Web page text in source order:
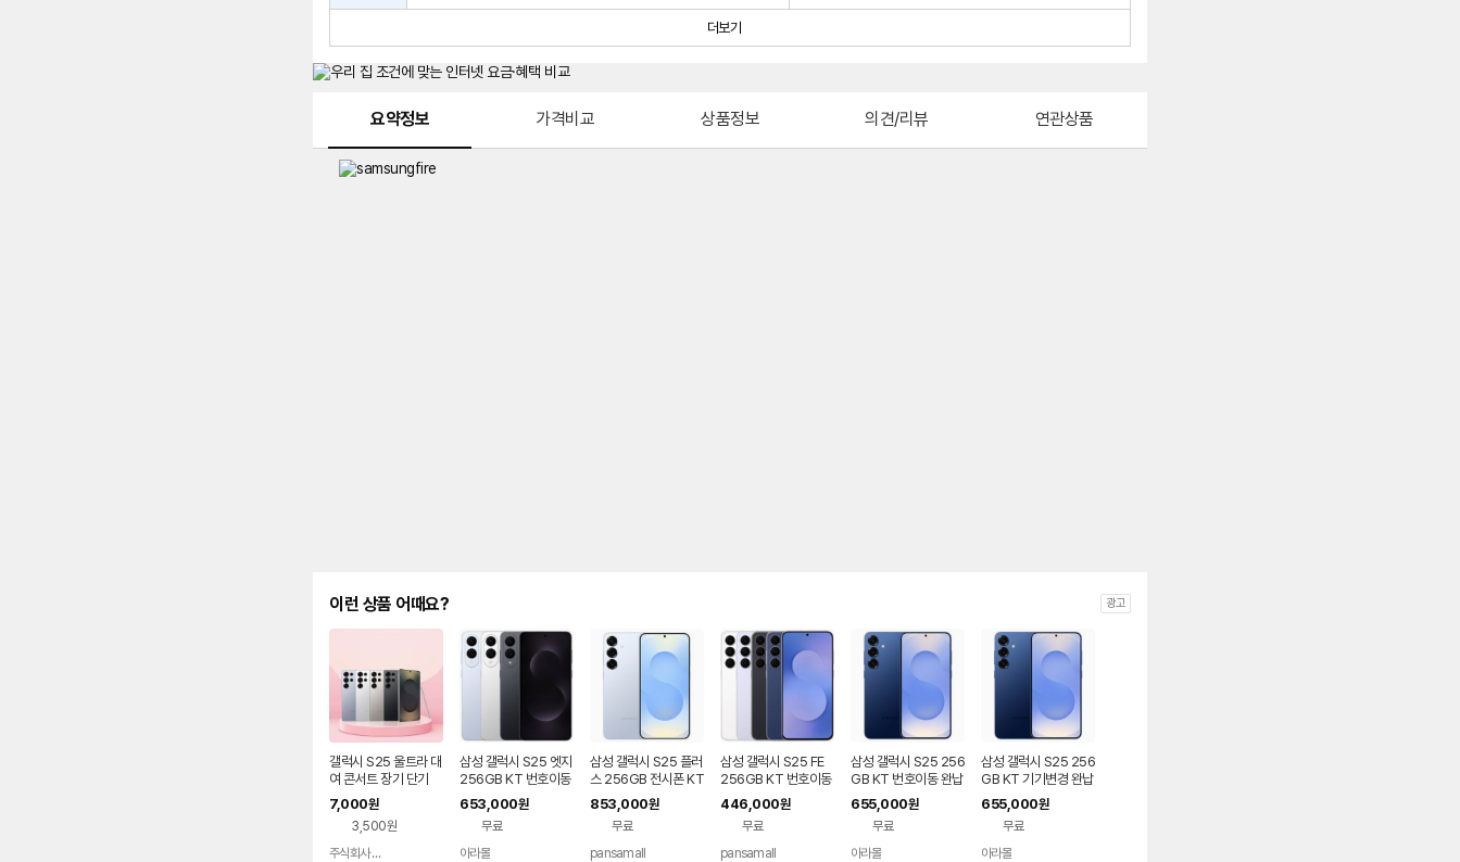
원
약
정
내
를
타
내
표
입
니
다.
인
법
더보기
요약정보 가격비교 상품정보 의견/리뷰 연관상품
이런 상품 어때요? 광고
갤럭시 S25 울트라 대
여 콘서트 장기 단기
7,000원
3,500원
주식회사 폰빌리지
삼성 갤럭시 S25 엣지
256GB KT 번호이동
완납 80요금제
653,000원
무료
아라몰
삼성 갤럭시 S25 플러
스 256GB 전시폰 KT
번호이동 완납 90요금
제
853,000원
무료
pansamall
삼성 갤럭시 S25 FE
256GB KT 번호이동
공시지원 완납
446,000원
무료
pansamall
삼성 갤럭시 S25 256
GB KT 번호이동 완납
80요금제
655,000원
무료
아라몰
삼성 갤럭시 S25 256
GB KT 기기변경 완납
655,000원
무료
아라몰